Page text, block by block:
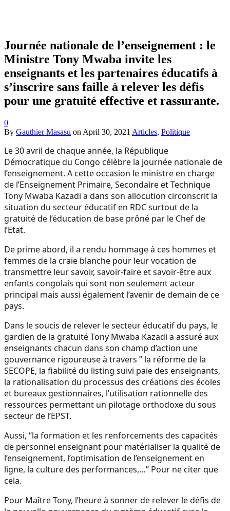
Journée nationale de l’enseignement : le
Ministre Tony Mwaba invite les
enseignants et les partenaires éducatifs à
s’inscrire sans faille à relever les défis
pour une gratuité effective et rassurante.
0
By Gauthier Masasu on April 30, 2021 Articles, Politique
Le 30 avril de chaque année, la République
Démocratique du Congo célèbre la journée nationale de
l’enseignement. A cette occasion le ministre en charge
de l’Enseignement Primaire, Secondaire et Technique
Tony Mwaba Kazadi a dans son allocution circonscrit la
situation du secteur éducatif en RDC surtout de la
gratuité de l’éducation de base prôné par le Chef de
l’Etat.
De prime abord, il a rendu hommage à ces hommes et
femmes de la craie blanche pour leur vocation de
transmettre leur savoir, savoir-faire et savoir-être aux
enfants congolais qui sont non seulement acteur
principal mais aussi également l’avenir de demain de ce
pays.
Dans le soucis de relever le secteur éducatif du pays, le
gardien de la gratuité Tony Mwaba Kazadi a assuré aux
enseignants chacun dans son champ d’action une
gouvernance rigoureuse à travers ” la réforme de la
SECOPE, la fiabilité du listing suivi paie des enseignants,
la rationalisation du processus des créations des écoles
et bureaux gestionnaires, l’utilisation rationnelle des
ressources permettant un pilotage orthodoxe du sous
secteur de l’EPST.
Aussi, “la formation et les renforcements des capacités
de personnel enseignant pour matérialiser la qualité de
l’enseignement, l’optimisation de l’enseignement en
ligne, la culture des performances,…” Pour ne citer que
cela.
Pour Maître Tony, l’heure à sonner de relever le défis de